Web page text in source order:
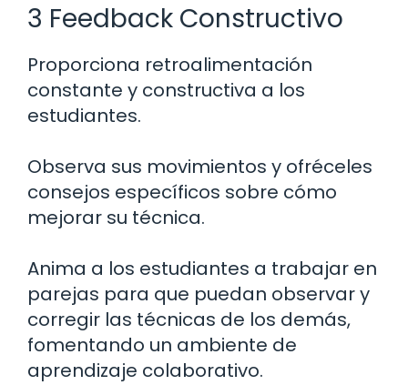
3 Feedback Constructivo
Proporciona retroalimentación
constante y constructiva a los
estudiantes.
Observa sus movimientos y ofréceles
consejos específicos sobre cómo
mejorar su técnica.
Anima a los estudiantes a trabajar en
parejas para que puedan observar y
corregir las técnicas de los demás,
fomentando un ambiente de
aprendizaje colaborativo.